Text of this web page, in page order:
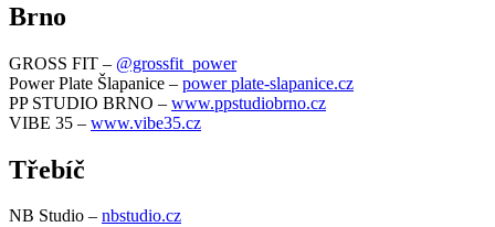
Brno
GROSS FIT – @grossfit_power
Power Plate Šlapanice – power plate-slapanice.cz
PP STUDIO BRNO – www.ppstudiobrno.cz
VIBE 35 – www.vibe35.cz
Třebíč
NB Studio – nbstudio.cz